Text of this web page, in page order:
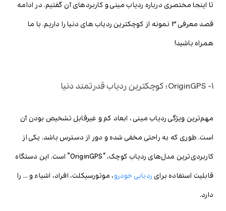
تا اینجا مختصری درباره ردیاب مینی و کاربردهای آن گفتیم. در ادامه
قصد معرفی 3 نمونه از کوچکترین ردیاب های دنیا را داریم. با ما
همراه باشید!
1- OriginGPS؛ کوچکترین ردیاب قدرتمند دنیا
مهم‌ترین ویژگی ردیاب مینی ، ابعاد کم و غیرقابل تشخیص بودن آن
است. طوری که به راحتی مخفی شده و دور از دسترس باشد. یکی از
کاربردی‌ترین مدل‌های ردیاب کوچک، “OriginGPS” است. این دستگاه
قابلیت استفاده برای ردیابی خودرو، موتورسیکلت، افراد، اشیاء و … را
دارد.